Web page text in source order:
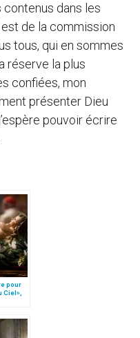
dans les
de la commission
tous, qui en sommes
réserve la plus
confiées, mon
présenter Dieu
pouvoir écrire
pour
Ciel»,